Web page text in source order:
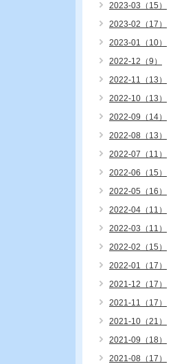
2023-03（15）
2023-02（17）
2023-01（10）
2022-12（9）
2022-11（13）
2022-10（13）
2022-09（14）
2022-08（13）
2022-07（11）
2022-06（15）
2022-05（16）
2022-04（11）
2022-03（11）
2022-02（15）
2022-01（17）
2021-12（17）
2021-11（17）
2021-10（21）
2021-09（18）
2021-08（17）